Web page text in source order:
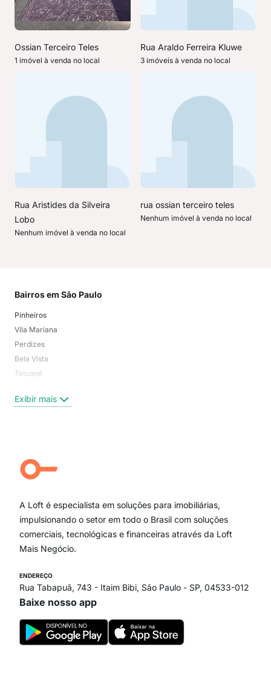
Ossian Terceiro Teles
1 imóvel à venda no local
Rua Araldo Ferreira Kluwe
3 imóveis à venda no local
Rua Aristides da Silveira
Lobo
Nenhum imóvel à venda no local
rua ossian terceiro teles
Nenhum imóvel à venda no local
Bairros em São Paulo
Pinheiros
Vila Mariana
Perdizes
Bela Vista
Tatuapé
Centro
Campo Belo
Ipiranga
Paraíso
Itaim Bibi
Exibir mais
A Loft é especialista em soluções para imobiliárias,
impulsionando o setor em todo o Brasil com soluções
comerciais, tecnológicas e financeiras através da Loft
Mais Negócio.
ENDEREÇO
Rua Tabapuã, 743 - Itaim Bibi, São Paulo - SP, 04533-012
Baixe nosso app